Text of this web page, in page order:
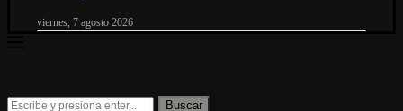
viernes, 7 agosto 2026